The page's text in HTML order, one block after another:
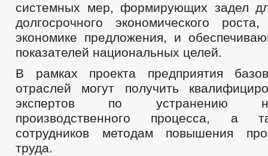
системных мер, формирующих задел
долгосрочного экономического
экономике предложения, и
показателей национальных целей.
В рамках проекта предприятия
отраслей могут получить
экспертов по устранению
производственного процесса, а
сотрудников методам повышения
труда.